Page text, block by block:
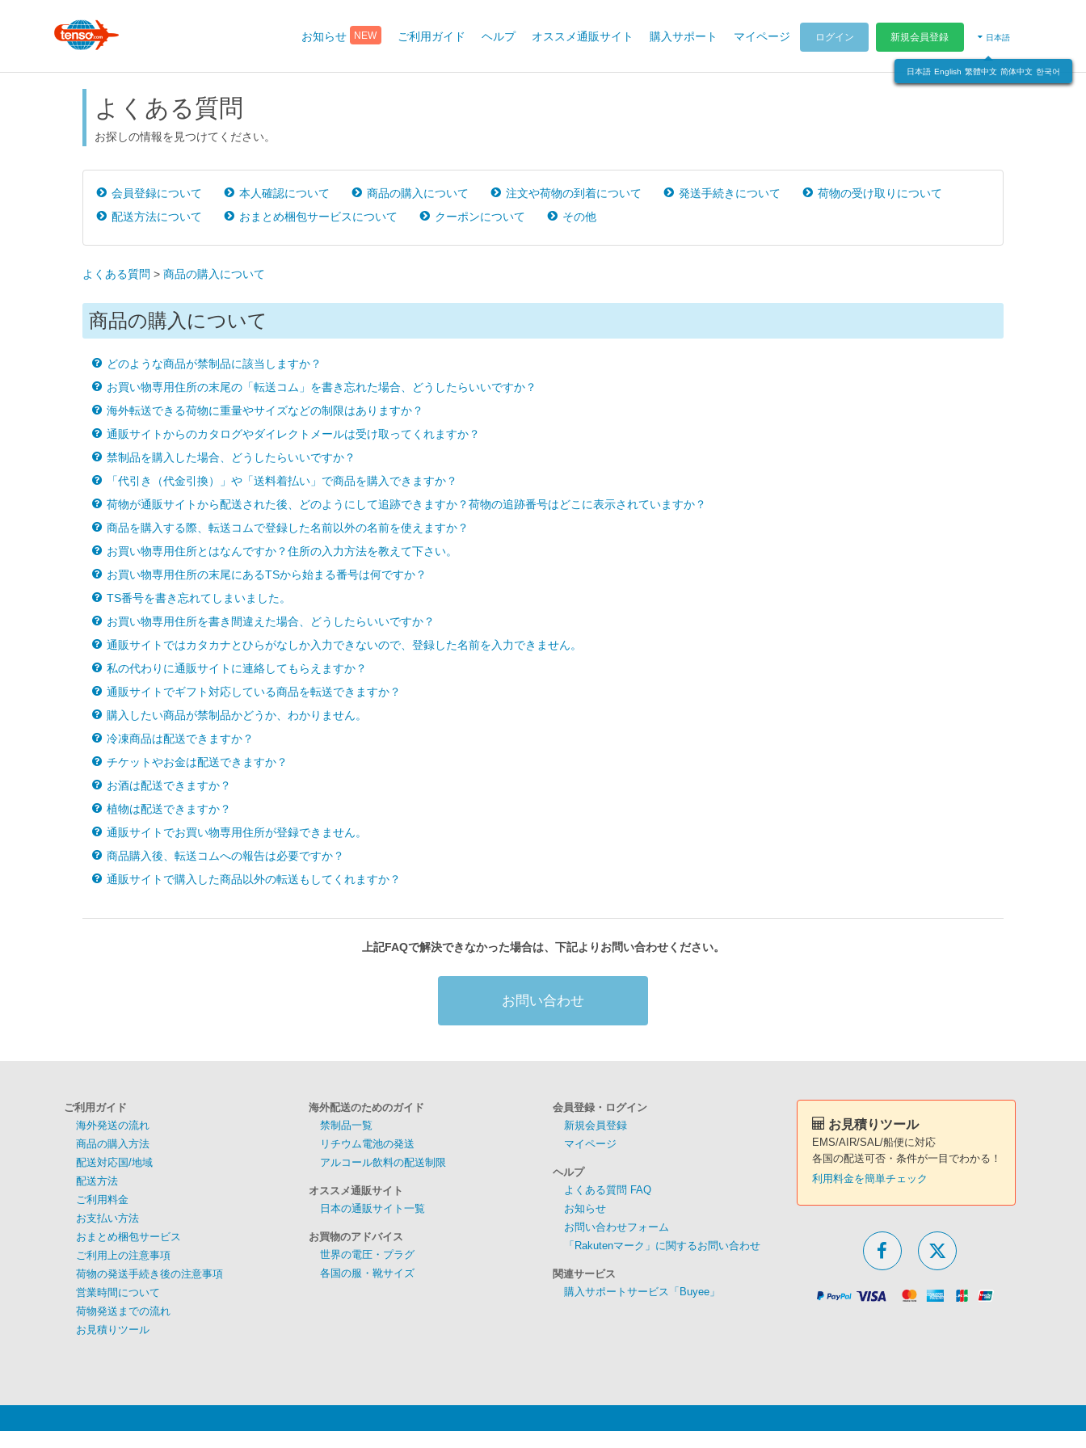
お知らせ NEW ご利用ガイド ヘルプ オススメ通販サイト 購入サポート マイページ ログイン 新規会員登録 日本語
日本語 English 繁體中文 简体中文 한국어
よくある質問
お探しの情報を見つけてください。
会員登録について 本人確認について 商品の購入について 注文や荷物の到着について 発送手続きについて
荷物の受け取りについて
配送方法について
おまとめ梱包サービスについて クーポンについて その他
よくある質問 > 商品の購入について
商品の購入について
どのような商品が禁制品に該当しますか？
お買い物専用住所の末尾の「転送コム」を書き忘れた場合、どうしたらいいですか？
海外転送できる荷物に重量やサイズなどの制限はありますか？
通販サイトからのカタログやダイレクトメールは受け取ってくれますか？
禁制品を購入した場合、どうしたらいいですか？
「代引き（代金引換）」や「送料着払い」で商品を購入できますか？
荷物が通販サイトから配送された後、どのようにして追跡できますか？荷物の追跡番号はどこに表示されていますか？
商品を購入する際、転送コムで登録した名前以外の名前を使えますか？
お買い物専用住所とはなんですか？住所の入力方法を教えて下さい。
お買い物専用住所の末尾にあるTSから始まる番号は何ですか？
TS番号を書き忘れてしまいました。
お買い物専用住所を書き間違えた場合、どうしたらいいですか？
通販サイトではカタカナとひらがなしか入力できないので、登録した名前を入力できません。
私の代わりに通販サイトに連絡してもらえますか？
通販サイトでギフト対応している商品を転送できますか？
購入したい商品が禁制品かどうか、わかりません。
冷凍商品は配送できますか？
チケットやお金は配送できますか？
お酒は配送できますか？
植物は配送できますか？
通販サイトでお買い物専用住所が登録できません。
商品購入後、転送コムへの報告は必要ですか？
通販サイトで購入した商品以外の転送もしてくれますか？
上記FAQで解決できなかった場合は、下記よりお問い合わせください。
お問い合わせ
ご利用ガイド
海外発送の流れ
商品の購入方法
配送対応国/地域
配送方法
ご利用料金
お支払い方法
おまとめ梱包サービス
ご利用上の注意事項
荷物の発送手続き後の注意事項
営業時間について
荷物発送までの流れ
お見積りツール
海外配送のためのガイド
禁制品一覧
リチウム電池の発送
アルコール飲料の配送制限
オススメ通販サイト
日本の通販サイト一覧
お買物のアドバイス
世界の電圧・プラグ
各国の服・靴サイズ
会員登録・ログイン
新規会員登録
マイページ
ヘルプ
よくある質問 FAQ
お知らせ
お問い合わせフォーム
「Rakutenマーク」に関するお問い合わせ
関連サービス
購入サポートサービス「Buyee」
お見積りツール
EMS/AIR/SAL/船便に対応
各国の配送可否・条件が一目でわかる！
利用料金を簡単チェック